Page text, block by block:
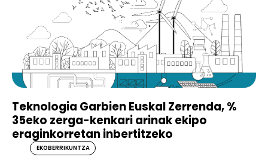
Teknologia Garbien Euskal Zerrenda, %
35eko zerga-kenkari arinak ekipo
eraginkorretan inbertitzeko
EKOBERRIKUNTZA